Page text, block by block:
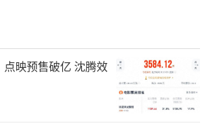
点映预售破亿 沈腾效